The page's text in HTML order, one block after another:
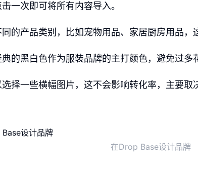
一次即可将所有内容导入。
的产品类别，比如宠物用品、家居厨房用品，
的黑白色作为服装品牌的主打颜色，避免过多
择一些横幅图片，这不会影响转化率，主要取
在Drop Base设计品牌